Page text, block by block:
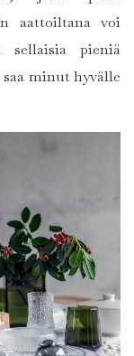
aattoiltana voi
pieniä
minut hyvälle